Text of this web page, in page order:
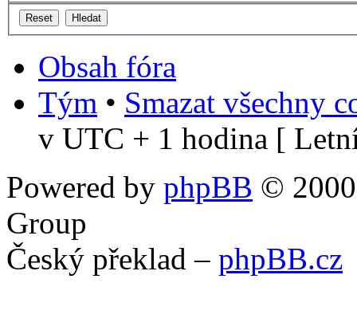
Obsah fóra
Tým • Smazat všechny
v UTC + 1 hodina [
Powered by phpBB ©
Group
Český překlad – phpBB.cz